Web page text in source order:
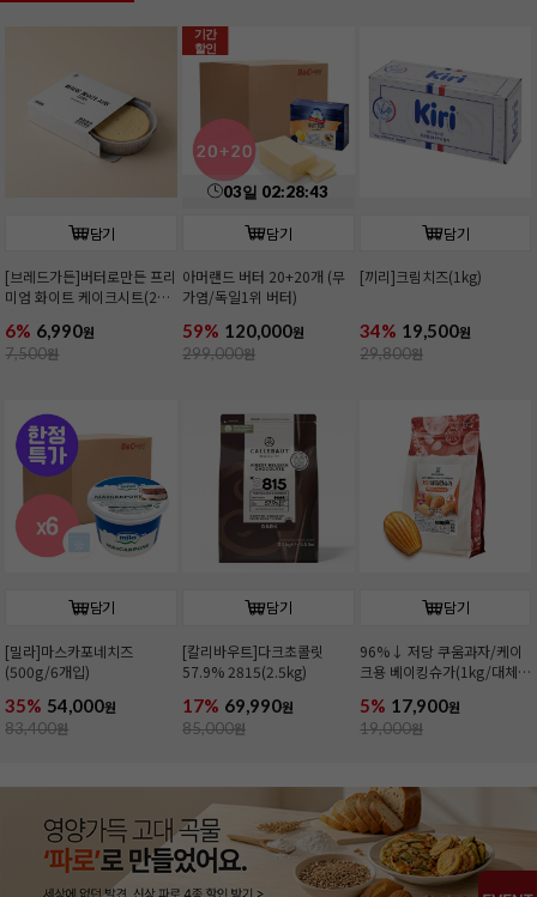
담기
[브레드가든]버터로만든 프리
미엄 화이트 케이크시트(2호/
6% 6,990원
7,500원
기간
할인
03일 02:28:41
담기
아머랜드 버터 20+20개 (무
가염/독일1위 버터)
59% 120,000원
299,000원
담기
[끼리]크림치즈(1kg)
34% 19,500원
29,800원
담기
[밀라]마스카포네치즈
(500g/6개입)
35% 54,000원
83,400원
담기
[칼리바우트]다크초콜릿
57.9% 2815(2.5kg)
17% 69,990원
85,000원
담기
96%↓ 저당 쿠움과자/케이
크용 베이킹슈가(1kg/대체
5% 17,900원
19,000원